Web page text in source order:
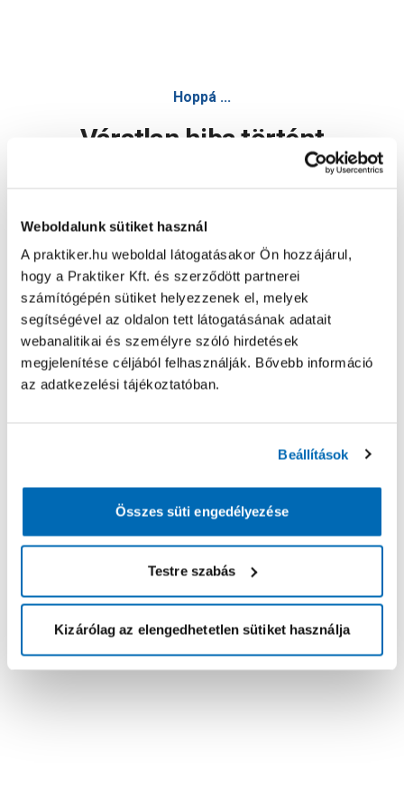
Weboldalunk sütiket használ
A praktiker.hu weboldal látogatásakor Ön hozzájárul,
hogy a Praktiker Kft. és szerződött partnerei
számítógépén sütiket helyezzenek el, melyek
segítségével az oldalon tett látogatásának adatait
webanalitikai és személyre szóló hirdetések
megjelenítése céljából felhasználják. Bővebb információ
az adatkezelési tájékoztatóban.
Beállítások
Összes süti engedélyezése
Testre szabás
Kizárólag az elengedhetetlen sütiket használja
Hoppá ...
Váratlan hiba történt
Oldal újratöltése